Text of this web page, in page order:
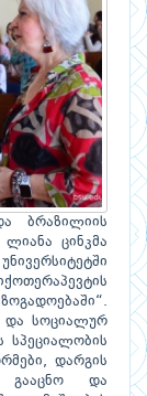
ბრაზილიის
ლიანა ცინკმა
და სოციალურ
სპეციალობის
დარგის
გააცნო და